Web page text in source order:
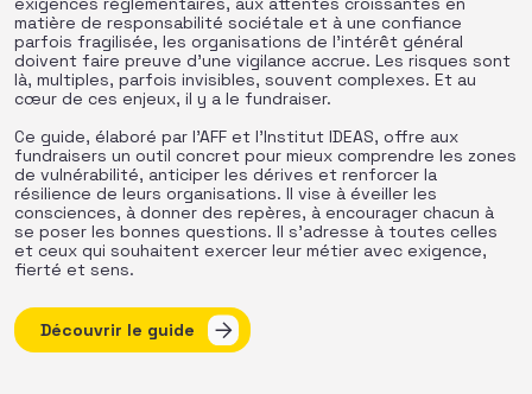
matière de responsabilité sociétale et à une confiance
parfois fragilisée, les organisations de l’intérêt général
doivent faire preuve d’une vigilance accrue. Les risques sont
là, multiples, parfois invisibles, souvent complexes. Et au
cœur de ces enjeux, il y a le fundraiser.
Ce guide, élaboré par l’AFF et l’Institut IDEAS, offre aux
fundraisers un outil concret pour mieux comprendre les zones
de vulnérabilité, anticiper les dérives et renforcer la
résilience de leurs organisations. Il vise à éveiller les
consciences, à donner des repères, à encourager chacun à
se poser les bonnes questions. Il s’adresse à toutes celles
et ceux qui souhaitent exercer leur métier avec exigence,
fierté et sens.
Découvrir le guide